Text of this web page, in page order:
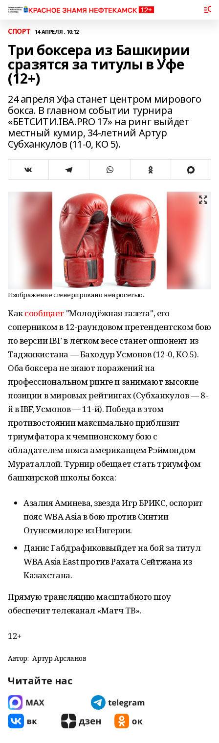
СПОРТ 14 АПРЕЛЯ , 10:12
Три боксера из Башкирии
сразятся за титулы в Уфе
(12+)
24 апреля Уфа станет центром мирового
бокса. В главном событии турнира
«БЕТСИТИ.IBA.PRO 17» на ринг выйдет
местный кумир, 34-летний Артур
Субханкулов (11-0, КО 5).
Изображение сгенерировано нейросетью.
Каксообщает "Молодёжная газета", его
соперником в 12-раундовом претендентском бою
по версии IBF в легком весе станет оппонент из
Таджикистана — Баходур Усмонов (12-0, КО 5).
Оба боксера не знают поражений на
профессиональном ринге и занимают высокие
позиции в мировых рейтингах (Субханкулов — 8-
й в IBF, Усмонов — 11-й). Победа в этом
противостоянии максимально приблизит
триумфатора к чемпионскому бою с
обладателем пояса американцем Рэймондом
Мураталлой. Турнир обещает стать триумфом
башкирской школы бокса:
Азалия Аминева, звезда Игр БРИКС, оспорит
пояс WBA Asia в бою против Синтии
Огунсемилоре из Нигерии.
Данис Габдрафиковвыйдет на бой за титул
WBA Asia East против Рахата Сейтжана из
Казахстана.
Прямую трансляцию масштабного шоу
обеспечит телеканал «Матч ТВ».
12+
Автор: Артур Арсланов
Читайте нас